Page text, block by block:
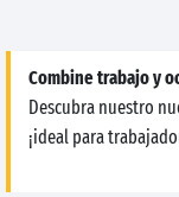
Combine trabajo y
Descubra nuestro
¡ideal para